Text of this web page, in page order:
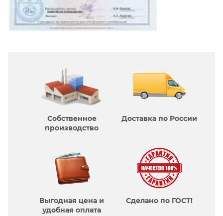
Собственное
производcтво
Доставка по России
Выгодная цена и
удобная оплата
Сделано по ГОСТ!